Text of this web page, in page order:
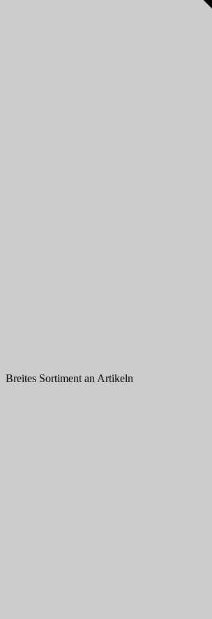
Breites Sortiment an Artikeln